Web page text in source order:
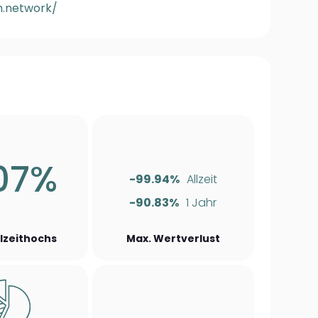
-99.94% Allzeit
-90.83% 1 Jahr
Max. Wertverlust